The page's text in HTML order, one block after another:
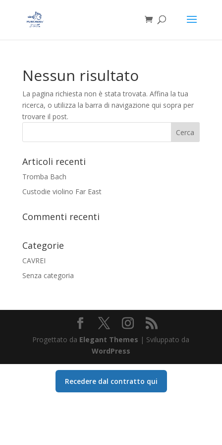
Nessun risultato
La pagina richiesta non è stata trovata. Affina la tua
ricerca, o utilizza la barra di navigazione qui sopra per
trovare il post.
Articoli recenti
Tromba Bach
Custodie violino Far East
Commenti recenti
Categorie
CAVREI
Senza categoria
Progettato da Elegant Themes | Sviluppato da
WordPress
Recedere dal contratto qui